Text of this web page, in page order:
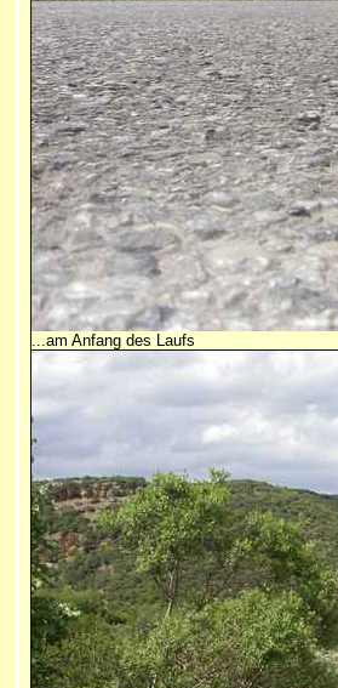
...am Anfang des Laufs